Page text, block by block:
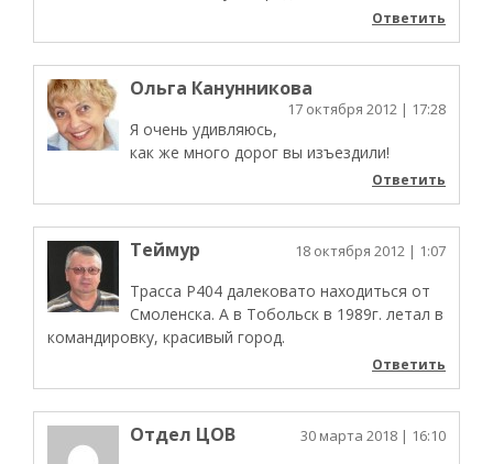
Ответить
Ольга Канунникова
17 октября 2012 | 17:28
Я очень удивляюсь,
как же много дорог вы изъездили!
Ответить
Теймур 18 октября 2012 | 1:07
Трасса Р404 далековато находиться от
Смоленска. А в Тобольск в 1989г. летал в
командировку, красивый город.
Ответить
Отдел ЦОВ 30 марта 2018 | 16:10